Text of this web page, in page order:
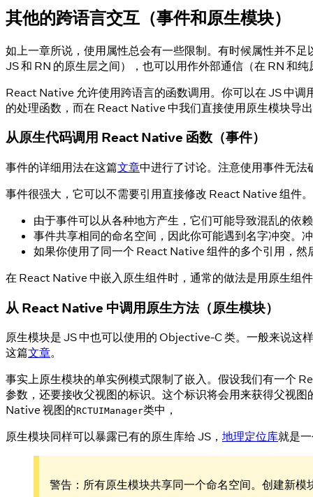
其他的跨语言交互（事件和原生模块）
如上一章所说，使用属性总会有一些限制。有时候属性并不
JS 和 RN 的原生层之间），也可以用作外部通信（在 RN 和
React Native 允许使用跨语言的函数调用。你可以在 JS 中
的处理函数，而在 React Native 中我们直接使用原生模块导
从原生代码调用 React Native 函数（事件）
事件的详细用法在这篇文章中进行了讨论。注意使用事件无
事件很强大，它可以不需要引用直接修改 React Native 组件
由于事件可以从各种地方产生，它们可能导致混乱的依
事件共享相同的命名空间，因此你可能遇到名字冲突。
如果你使用了同一个 React Native 组件的多个引用，
在 React Native 中嵌入原生组件时，通常的做法是用原生组
从 React Native 中调用原生方法（原生模块）
原生模块是 JS 中也可以使用的 Objective-C 类。一般来说
这篇文章。
事实上原生模块的单实例模式限制了嵌入。假设我们有一个
参数，还要接收父视图的标识。这个标识将会用来获得父视
Native 视图的RCTUIManager类中，
原生模块同样可以暴露已有的原生库给 JS， 地理定位库就是
警告：所有原生模块共享同一个命名空间。创建新模